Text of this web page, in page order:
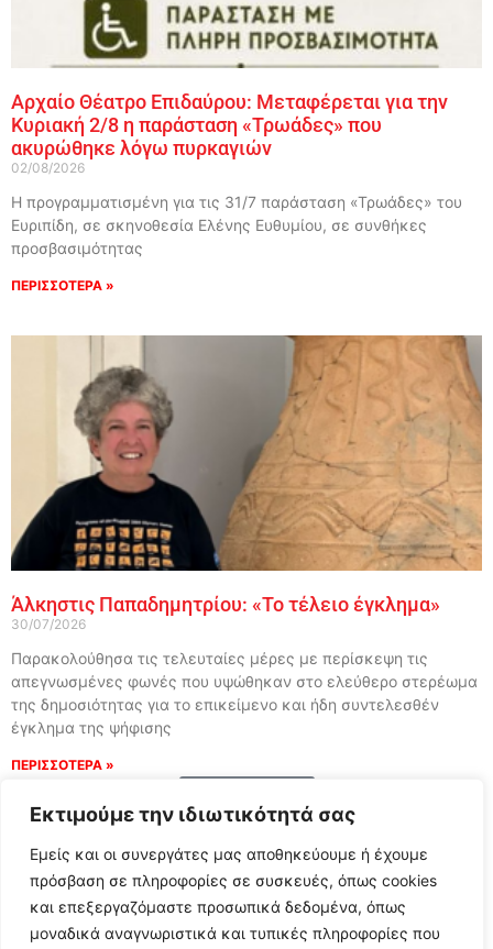
Εκτιμούμε την ιδιωτικότητά σας
Εμείς και οι συνεργάτες μας αποθηκεύουμε ή έχουμε
πρόσβαση σε πληροφορίες σε συσκευές, όπως cookies
και επεξεργαζόμαστε προσωπικά δεδομένα, όπως
μοναδικά αναγνωριστικά και τυπικές πληροφορίες που
Αρχαίο Θέατρο Επιδαύρου: Μεταφέρεται για την
Κυριακή 2/8 η παράσταση «Τρωάδες» που
ακυρώθηκε λόγω πυρκαγιών
02/08/2026
Η προγραμματισμένη για τις 31/7 παράσταση «Τρωάδες» του
Ευριπίδη, σε σκηνοθεσία Ελένης Ευθυμίου, σε συνθήκες
προσβασιμότητας
ΠΕΡΙΣΣΟΤΕΡΑ »
Άλκηστις Παπαδημητρίου: «Το τέλειο έγκλημα»
30/07/2026
Παρακολούθησα τις τελευταίες μέρες με περίσκεψη τις
απεγνωσμένες φωνές που υψώθηκαν στο ελεύθερο στερέωμα
της δημοσιότητας για το επικείμενο και ήδη συντελεσθέν
έγκλημα της ψήφισης
ΠΕΡΙΣΣΟΤΕΡΑ »